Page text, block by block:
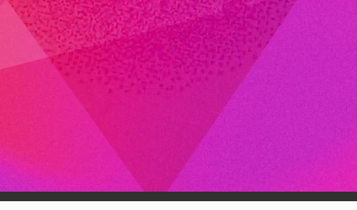
当社代表の木内は、「一般社団法人生成AI活用普及協会
（GUGA）」の協議員を務めています。
実装を通じて産業の再構築を目指す、国内有数の生成AIプラッ
トフォームとして活動しています。